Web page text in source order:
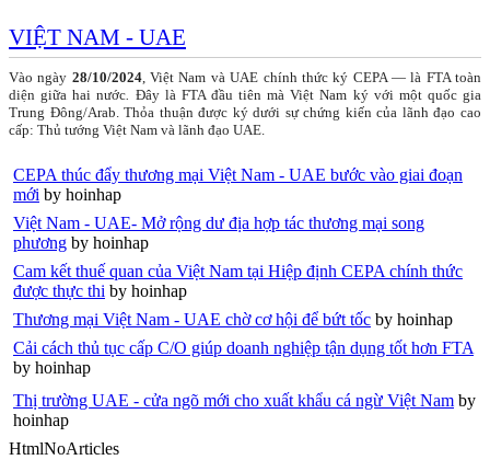
VIỆT NAM - UAE
Vào ngày 28/10/2024, Việt Nam và UAE chính thức ký CEPA — là FTA toàn
diện giữa hai nước Đây là FTA đầu tiên mà Việt Nam ký với một quốc gia
Trung Đông/Arab. Thỏa thuận được ký dưới sự chứng kiến của lãnh đạo cao
cấp: Thủ tướng Việt Nam và lãnh đạo UAE.
CEPA thúc đẩy thương mại Việt Nam - UAE bước vào giai đoạn
mới by hoinhap
Việt Nam - UAE- Mở rộng dư địa hợp tác thương mại song
phương by hoinhap
Cam kết thuế quan của Việt Nam tại Hiệp định CEPA chính thức
được thực thi by hoinhap
Thương mại Việt Nam - UAE chờ cơ hội để bứt tốc by hoinhap
Cải cách thủ tục cấp C/O giúp doanh nghiệp tận dụng tốt hơn FTA
by hoinhap
Thị trường UAE - cửa ngõ mới cho xuất khẩu cá ngừ Việt Nam by
hoinhap
HtmlNoArticles